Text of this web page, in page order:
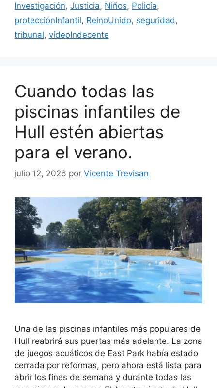
Investigación, Justicia, Niños, Policía,
protecciónInfantil, ReinoUnido, seguridad ,
tribunal, vídeoIndecente
Cuando todas las
piscinas infantiles de
Hull estén abiertas
para el verano.
julio 12, 2026 por Vicente Trevisan
Una de las piscinas infantiles más populares de
Hull reabrirá sus puertas más adelante. La zona
de juegos acuáticos de East Park había estado
cerrada por reformas, pero ahora está lista para
abrir los fines de semana y durante todas las